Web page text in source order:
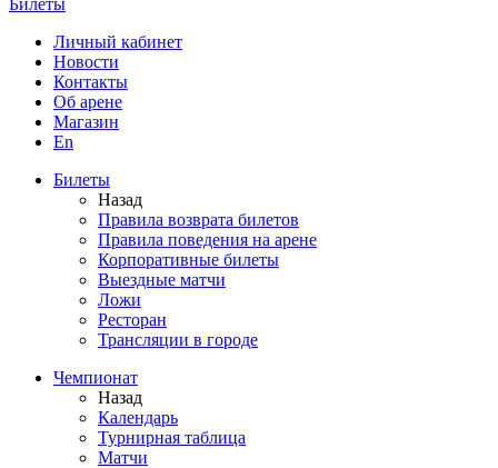
Билеты
Личный кабинет
Новости
Контакты
Об арене
Магазин
En
Билеты
Назад
Правила возврата билетов
Правила поведения на арене
Корпоративные билеты
Выездные матчи
Ложи
Ресторан
Трансляции в городе
Чемпионат
Назад
Календарь
Турнирная таблица
Матчи